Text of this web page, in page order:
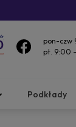
pon-czw
pt. 9:00
Podkłady